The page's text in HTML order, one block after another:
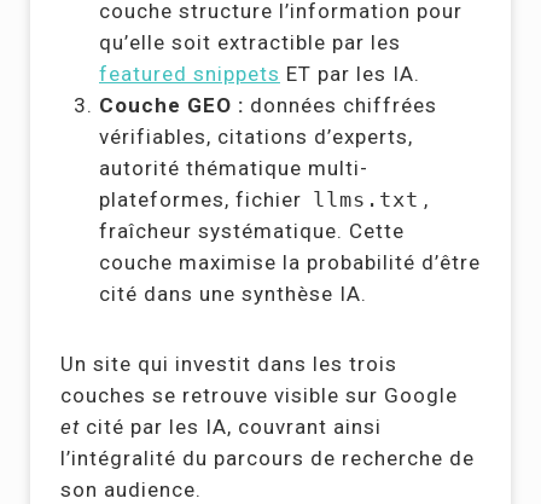
couche structure l’information pour
qu’elle soit extractible par les
featured snippets ET par les IA.
Couche GEO : données chiffrées
vérifiables, citations d’experts,
autorité thématique multi-
plateformes, fichier llms.txt ,
fraîcheur systématique. Cette
couche maximise la probabilité d’être
cité dans une synthèse IA.
Un site qui investit dans les trois
couches se retrouve visible sur Google
et cité par les IA, couvrant ainsi
l’intégralité du parcours de recherche de
son audience.